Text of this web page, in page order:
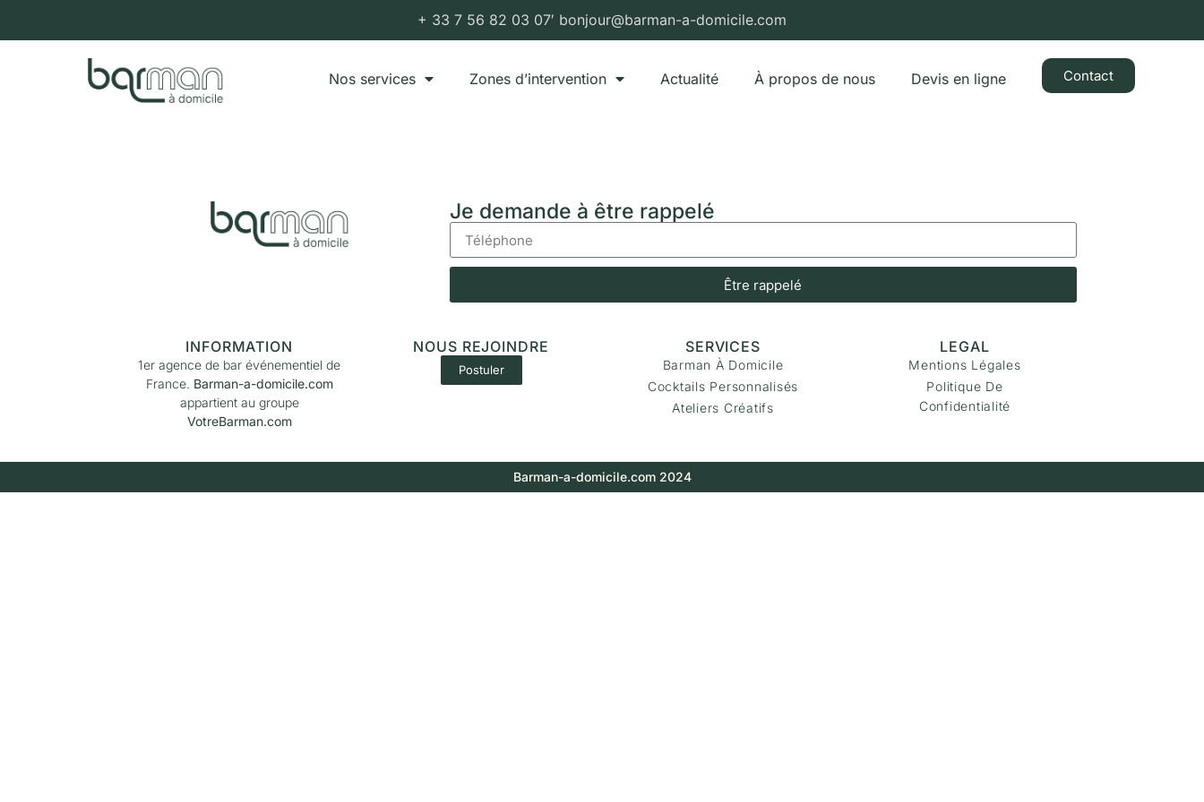
+ 33 7 56 82 03 07′ bonjour@barman-a-domicile.com
Nos services Zones d’intervention Actualité À propos de nous Devis en ligne Contact
Je demande à être rappelé
Être rappelé
INFORMATION
1er agence de bar événementiel de
France. Barman-a-domicile.com
appartient au groupe
VotreBarman.com
NOUS REJOINDRE
Postuler
SERVICES
Barman À Domicile
Cocktails Personnalisés
Ateliers Créatifs
LEGAL
Mentions Légales
Politique De
Confidentialité
Barman-a-domicile.com 2024